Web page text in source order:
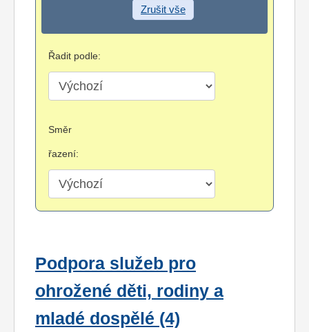
Zrušit vše
Řadit podle:
Směr
řazení:
Podpora služeb pro
ohrožené děti, rodiny a
mladé dospělé (4)